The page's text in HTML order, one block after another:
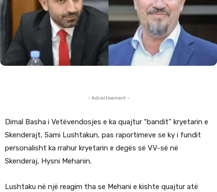
- Advertisement -
Dimal Basha i Vetëvendosjes e ka quajtur “bandit” kryetarin e
Skenderajt, Sami Lushtakun, pas raportimeve se ky i fundit
personalisht ka rrahur kryetarin e degës së VV-së në
Skenderaj, Hysni Mehanin.
Lushtaku në një reagim tha se Mehani e kishte quajtur atë